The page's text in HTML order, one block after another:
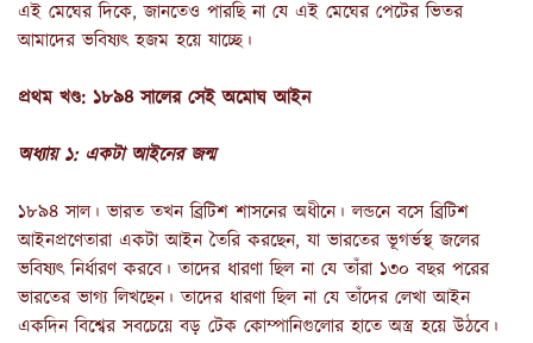
এই মেঘের দিকে, জানতেও পারছি না যে এই মেঘের পেটের ভিতর
আমাদের ভবিষ্যৎ হজম হয়ে যাচ্ছে।
প্রথম খণ্ড: ১৮৯৪ সালের সেই অমোঘ আইন
অধ্যায় ১: একটা আইনের জন্ম
১৮৯৪ সাল। ভারত তখন ব্রিটিশ শাসনের অধীনে। লন্ডনে বসে ব্রিটিশ
আইনপ্রণেতারা একটা আইন তৈরি করছেন, যা ভারতের ভূগর্ভস্থ জলের
ভবিষ্যৎ নির্ধারণ করবে। তাদের ধারণা ছিল না যে তাঁরা ১৩০ বছর পরের
ভারতের ভাগ্য লিখছেন। তাদের ধারণা ছিল না যে তাঁদের লেখা আইন
একদিন বিশ্বের সবচেয়ে বড় টেক কোম্পানিগুলোর হাতে অস্ত্র হয়ে উঠবে।